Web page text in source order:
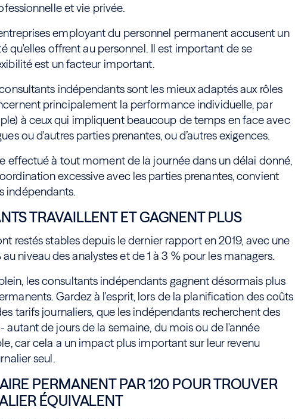
et vie privée.
employant du personnel permanent accusent un
qu'elles offrent au personnel. Il est important de se
est un facteur important.
indépendants sont les mieux adaptés aux rôles
principalement la performance individuelle, par
à ceux qui impliquent beaucoup de temps en face avec
ou d'autres parties prenantes, ou d’autres exigences.
effectué à tout moment de la journée dans un délai donné,
excessive avec les parties prenantes, convient
indépendants.
TRAVAILLENT ET GAGNENT PLUS
restés stables depuis le dernier rapport en 2019, avec une
niveau des analystes et de 1 à 3 % pour les managers.
les consultants indépendants gagnent désormais plus
Gardez à l'esprit, lors de la planification des coûts
tarifs journaliers, que les indépendants recherchent des
autant de jours de la semaine, du mois ou de l'année
car cela a un impact plus important sur leur revenu
seul.
PERMANENT PAR 120 POUR TROUVER
ÉQUIVALENT